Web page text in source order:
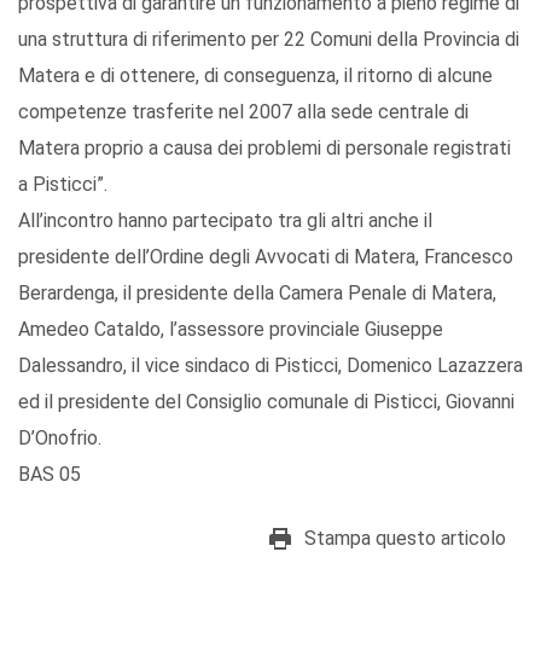
una struttura di riferimento per 22 Comuni della Provincia di
Matera e di ottenere, di conseguenza, il ritorno di alcune
competenze trasferite nel 2007 alla sede centrale di
Matera proprio a causa dei problemi di personale registrati
a Pisticci”.
All’incontro hanno partecipato tra gli altri anche il
presidente dell’Ordine degli Avvocati di Matera, Francesco
Berardenga, il presidente della Camera Penale di Matera,
Amedeo Cataldo, l’assessore provinciale Giuseppe
Dalessandro, il vice sindaco di Pisticci, Domenico Lazazzera
ed il presidente del Consiglio comunale di Pisticci, Giovanni
D’Onofrio.
BAS 05
Stampa questo articolo